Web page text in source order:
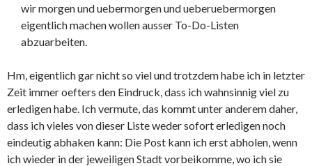
wir morgen und uebermorgen und ueberuebermorgen
eigentlich machen wollen ausser To-Do-Listen
abzuarbeiten.
Hm, eigentlich gar nicht so viel und trotzdem habe ich in letzter
Zeit immer oefters den Eindruck, dass ich wahnsinnig viel zu
erledigen habe. Ich vermute, das kommt unter anderem daher,
dass ich vieles von dieser Liste weder sofort erledigen noch
eindeutig abhaken kann: Die Post kann ich erst abholen, wenn
ich wieder in der jeweiligen Stadt vorbeikomme, wo ich sie